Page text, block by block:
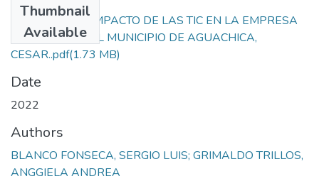
Thumbnail
Available
ANÁLISIS DEL IMPACTO DE LAS TIC EN LA EMPRESA
OPTOVISIÓN DEL MUNICIPIO DE AGUACHICA,
CESAR..pdf(1.73 MB)
Date
2022
Authors
BLANCO FONSECA, SERGIO LUIS; GRIMALDO TRILLOS,
ANGGIELA ANDREA